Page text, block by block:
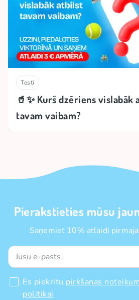
Testi
🥤✨ Kurš dzēriens vislabāk
tavam vaibam?
Pierakstieties mūsu
Saņemiet 10% atlaidi
Es piekrītu pirkšanas
politikai